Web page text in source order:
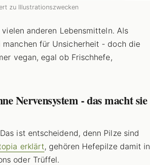
zu Illustrationszwecken
anderen Lebensmitteln. Als
für Unsicherheit - doch die
vegan, egal ob Frischhefe,
Nervensystem - das macht sie
ist entscheidend, denn Pilze sind
erklärt, gehören Hefepilze damit in
oder Trüffel.